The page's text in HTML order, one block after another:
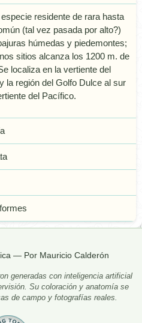
residente de rara hasta
(tal vez pasada por alto?)
húmedas y piedemontes;
sitios alcanza los 1200 m. de
localiza en la vertiente del
la región del Golfo Dulce al sur
del Pacífico.
— Por Mauricio Calderón
generadas con inteligencia artificial
Su coloración y anatomía se
de campo y fotografías reales.